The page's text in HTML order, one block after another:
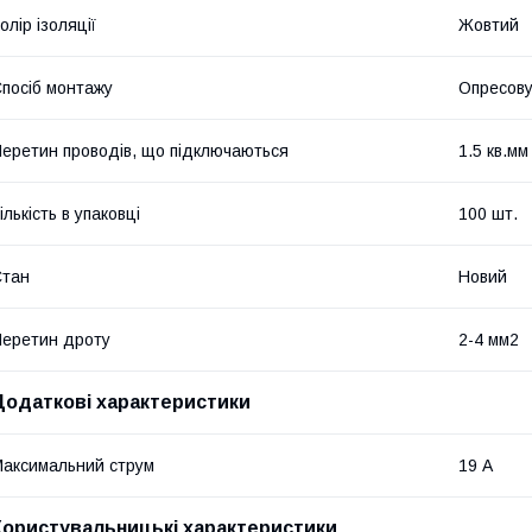
ізоляції Жовтий
монтажу
проводів, що підключаються 1.5 кв.мм
в упаковці 100 шт.
Новий
дроту 2-4 мм2
характеристики
струм 19 А
характеристики